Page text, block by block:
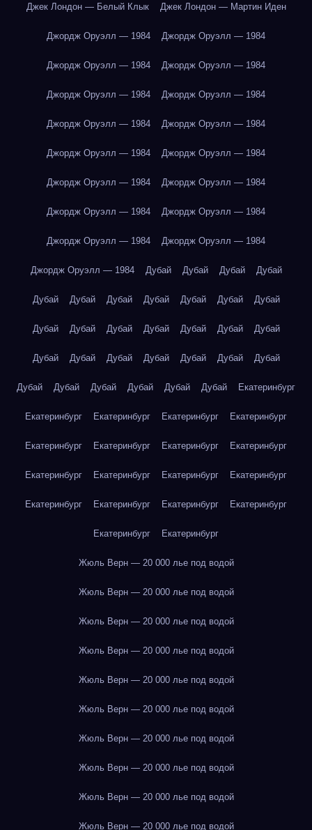
Джек Лондон — Белый Клык Джек Лондон — Мартин Иден
Джордж Оруэлл — 1984 Джордж Оруэлл — 1984
Джордж Оруэлл — 1984 Джордж Оруэлл — 1984
Джордж Оруэлл — 1984 Джордж Оруэлл — 1984
Джордж Оруэлл — 1984 Джордж Оруэлл — 1984
Джордж Оруэлл — 1984 Джордж Оруэлл — 1984
Джордж Оруэлл — 1984 Джордж Оруэлл — 1984
Джордж Оруэлл — 1984 Джордж Оруэлл — 1984
Джордж Оруэлл — 1984 Джордж Оруэлл — 1984
Джордж Оруэлл — 1984 Дубай Дубай Дубай Дубай
Дубай Дубай Дубай Дубай Дубай Дубай Дубай
Дубай Дубай Дубай Дубай Дубай Дубай Дубай
Дубай Дубай Дубай Дубай Дубай Дубай Дубай
Дубай Дубай Дубай Дубай Дубай Дубай Екатеринбург
Екатеринбург Екатеринбург Екатеринбург Екатеринбург
Екатеринбург Екатеринбург Екатеринбург Екатеринбург
Екатеринбург Екатеринбург Екатеринбург Екатеринбург
Екатеринбург Екатеринбург Екатеринбург Екатеринбург
Екатеринбург Екатеринбург
Жюль Верн — 20 000 лье под водой
Жюль Верн — 20 000 лье под водой
Жюль Верн — 20 000 лье под водой
Жюль Верн — 20 000 лье под водой
Жюль Верн — 20 000 лье под водой
Жюль Верн — 20 000 лье под водой
Жюль Верн — 20 000 лье под водой
Жюль Верн — 20 000 лье под водой
Жюль Верн — 20 000 лье под водой
Жюль Верн — 20 000 лье под водой